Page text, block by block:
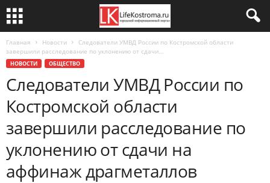
Главная Новости
Следователи УМВД России по Костромской области
завершили расследование по уклонению от сдачи...
НОВОСТИ ОБЩЕСТВО
Следователи УМВД России по
Костромской области
завершили расследование по
уклонению от сдачи на
аффинаж драгметаллов